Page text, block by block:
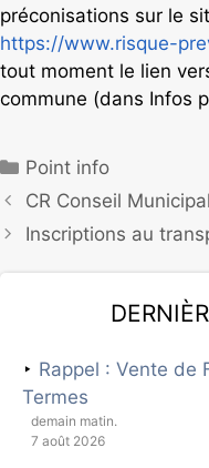
préconisations sur le
https://www.risque-
tout moment le lien
commune (dans Infos
Point info
CR Conseil
Inscriptions au
Rappel : Vente de
Termes
demain matin.
7 août 2026